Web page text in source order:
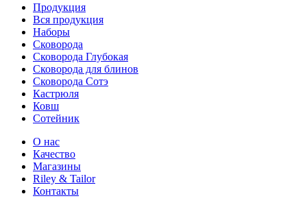
Продукция
Вся продукция
Наборы
Сковорода
Сковорода Глубокая
Сковорода для блинов
Сковорода Сотэ
Кастрюля
Ковш
Сотейник
О нас
Качество
Магазины
Riley & Tailor
Контакты